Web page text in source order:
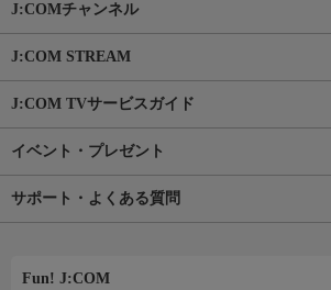
J:COMチャンネル
J:COM STREAM
J:COM TVサービスガイド
イベント・プレゼント
サポート・よくある質問
Fun! J:COM